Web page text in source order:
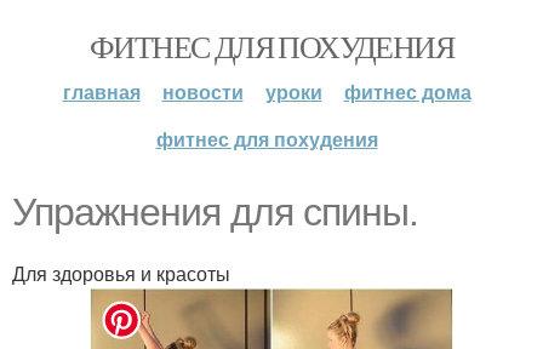
ФИТНЕС ДЛЯ ПОХУДЕНИЯ
главная новости уроки
фитнес дома
фитнес для похудения
Упражнения для спины.
Для здоровья и красоты